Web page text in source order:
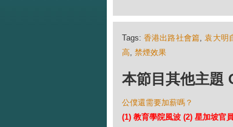
Tags: 香港出路社會篇,袁大明
高, 禁煙效果
本節目其他主
公僕還需要加薪嗎？
(1) 教育學院風波 (2) 星加坡官